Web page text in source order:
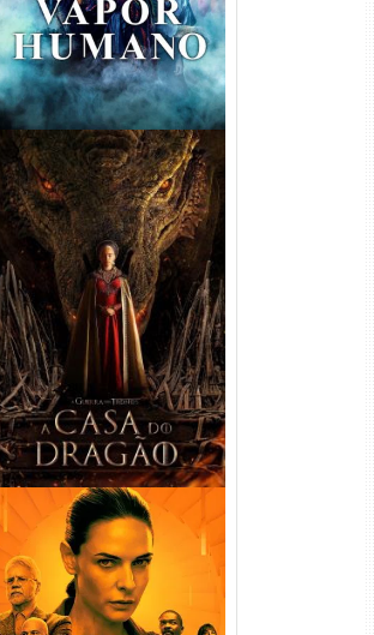
A Casa do Dragão 1ª
Temporada Torrent (2022)
WEB-DL 720p/1080p Dual
Áudio